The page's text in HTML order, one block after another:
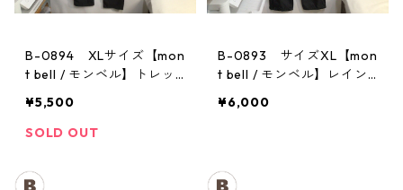
B-0894 XLサイズ【mon
t bell / モンベル】トレッ
チ レディース GM
¥5,500
SOLD OUT
B-0893 サイズXL【mon
t bell / モンベル】レイン
メンズ
¥6,000